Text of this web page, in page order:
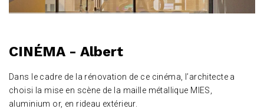
CINÉMA - Albert
Dans le cadre de la rénovation de ce cinéma, l’architecte a
choisi la mise en scène de la maille métallique MIES,
aluminium or, en rideau extérieur.